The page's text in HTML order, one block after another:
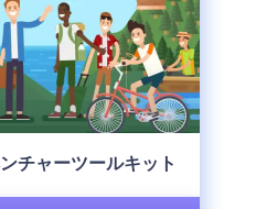
チャーツールキット